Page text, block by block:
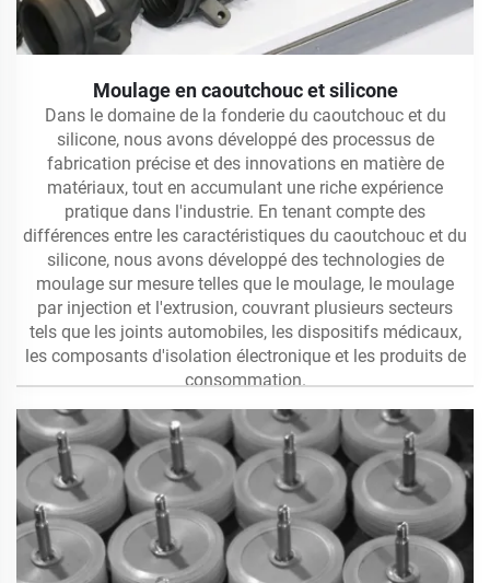
Moulage en caoutchouc et silicone
Dans le domaine de la fonderie du caoutchouc et du
silicone, nous avons développé des processus de
fabrication précise et des innovations en matière de
matériaux, tout en accumulant une riche expérience
pratique dans l'industrie. En tenant compte des
différences entre les caractéristiques du caoutchouc et du
silicone, nous avons développé des technologies de
moulage sur mesure telles que le moulage, le moulage
par injection et l'extrusion, couvrant plusieurs secteurs
tels que les joints automobiles, les dispositifs médicaux,
les composants d'isolation électronique et les produits de
consommation.